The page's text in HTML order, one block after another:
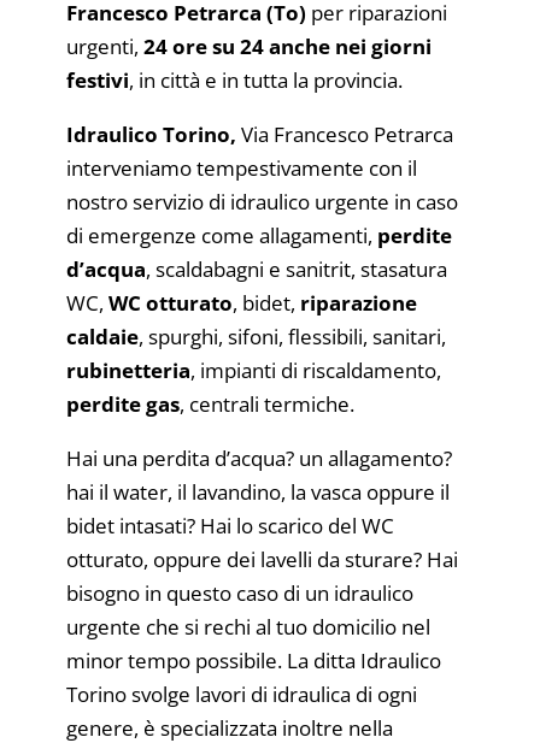
Francesco Petrarca (To) per riparazioni
urgenti, 24 ore su 24 anche nei giorni
festivi, in città e in tutta la provincia.
Idraulico Torino, Via Francesco Petrarca
interveniamo tempestivamente con il
nostro servizio di idraulico urgente in caso
di emergenze come allagamenti, perdite
d’acqua, scaldabagni e sanitrit, stasatura
WC, WC otturato, bidet, riparazione
caldaie, spurghi, sifoni, flessibili, sanitari,
rubinetteria, impianti di riscaldamento,
perdite gas, centrali termiche.
Hai una perdita d’acqua? un allagamento?
hai il water, il lavandino, la vasca oppure il
bidet intasati? Hai lo scarico del WC
otturato, oppure dei lavelli da sturare? Hai
bisogno in questo caso di un idraulico
urgente che si rechi al tuo domicilio nel
minor tempo possibile. La ditta Idraulico
Torino svolge lavori di idraulica di ogni
genere, è specializzata inoltre nella